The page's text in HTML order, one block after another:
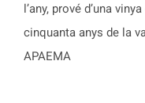
l’any, prové d’una
cinquanta anys de la
APAEMA